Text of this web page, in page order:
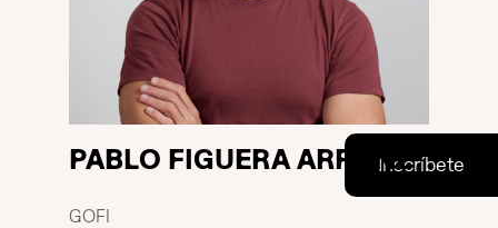
PABLO FIGUERA ARRANZ
GOFI